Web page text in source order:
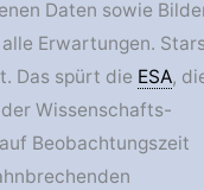
Daten sowie
Erwartungen.
Das spürt die ESA,
Wissenschafts-
Beobachtungszeit